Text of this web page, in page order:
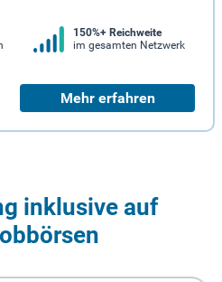
150%+ Reichweite
im gesamten Netzwerk
Mehr erfahren
inklusive auf